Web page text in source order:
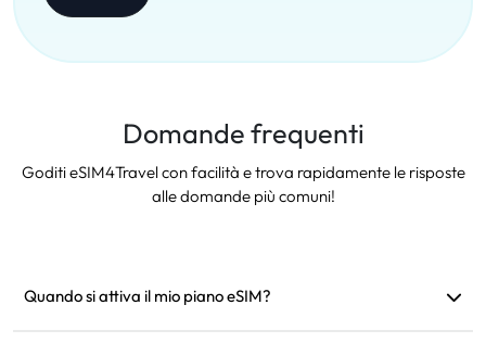
Domande frequenti
Goditi eSIM4Travel con facilità e trova rapidamente le risposte
alle domande più comuni!
Quando si attiva il mio piano eSIM?